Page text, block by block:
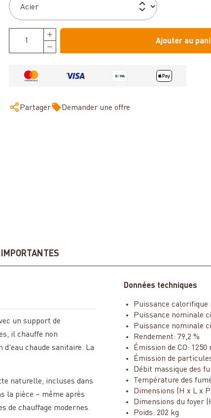
Ajouter au
Partager Demander une offre
IMPORTANTES
un support de
il chauffe non
chaude sanitaire. La
naturelle, incluses dans
la pièce – même après
de chauffage modernes.
Données techniques
Puissance calorifique
Puissance nominale
Puissance nominale
Rendement: 79,2 %
Émission de CO: 1250
Émission de
Débit massique des
Température des
Dimensions (H x L x
Dimensions du foyer
Poids: 202 kg